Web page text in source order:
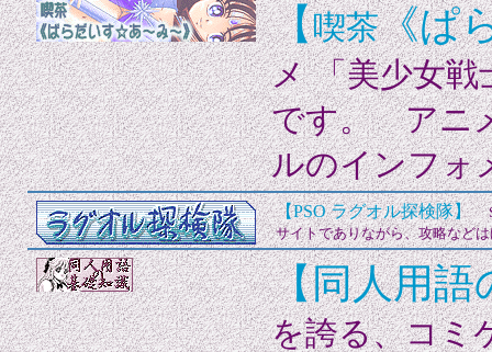
【喫茶《ぱ
メ 「美少女戦
です。 アニ
ルのインフォ
【PSO ラグオル探検隊】
サイトでありながら、攻略など
【同人用語
を誇る、コミ